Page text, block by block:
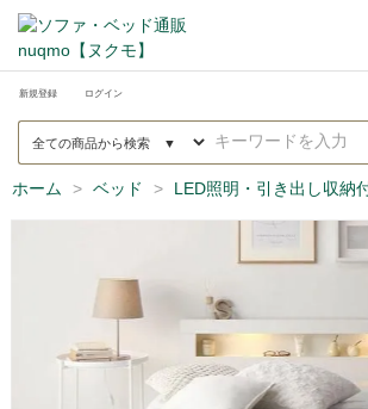
新規登録 ログイン
ホーム ベッド LED照明・引き出し収納